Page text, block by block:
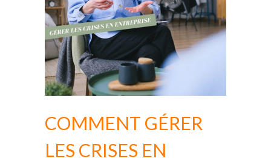
COMMENT GÉRER
LES CRISES EN